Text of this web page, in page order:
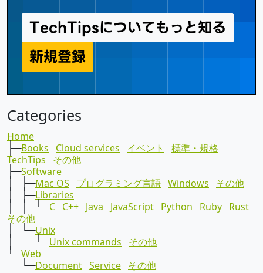
TechTipsについてもっと知る
新規登録
TechTips
Categories
Home
├─Books Cloud services イベント
標準・規格
TechTips
その他
├─Software
│ ├─Mac OS プログラミング言語 Windows その他
│ ├─Libraries
│ │ └─C C++ Java JavaScript Python Ruby Rust
その他
│ └─Unix
│ └─Unix commands その他
└─Web
└─Document Service その他